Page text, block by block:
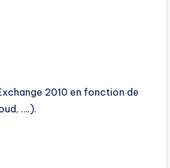
2010 en fonction de
….).